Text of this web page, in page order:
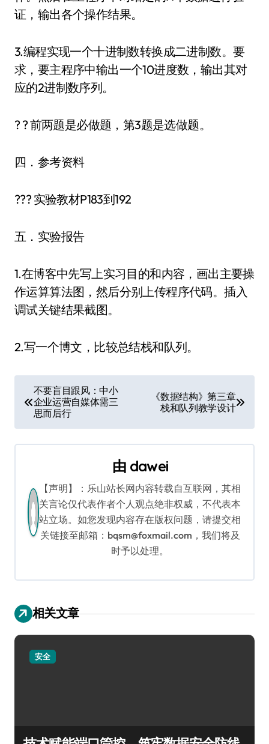
证，输出各个操作结果。
3.编程实现一个十进制数转换成二进制数。要
求，要主程序中输出一个10进度数，输出其对
应的2进制数序列。
? ? 前两题是必做题，第3题是选做题。
四．参考资料
??? 实验教材P183到192
五．实验报告
1.在博客中先写上实习目的和内容，画出主要操
作运算算法图，然后分别上传程序代码。插入
调试关键结果截图。
2.写一个博文，比较总结栈和队列。
章
导
不要盲目跟风：中小
企业运营自媒体需三
思而后行
《数据结构》第三章
栈和队列教学设计
由 dawei
【声明】：乐山站长网内容转载自互联网，其相
关言论仅代表作者个人观点绝非权威，不代表本
站立场。如您发现内容存在版权问题，请提交相
关链接至邮箱：bqsm@foxmail.com，我们将及
时予以处理。
相关文章
安全